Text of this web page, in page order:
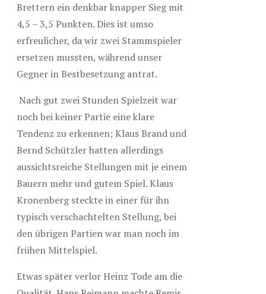
Brettern ein denkbar knapper Sieg mit
4,5 – 3,5 Punkten. Dies ist umso
erfreulicher, da wir zwei Stammspieler
ersetzen mussten, während unser
Gegner in Bestbesetzung antrat.
Nach gut zwei Stunden Spielzeit war
noch bei keiner Partie eine klare
Tendenz zu erkennen; Klaus Brand und
Bernd Schützler hatten allerdings
aussichtsreiche Stellungen mit je einem
Bauern mehr und gutem Spiel. Klaus
Kronenberg steckte in einer für ihn
typisch verschachtelten Stellung, bei
den übrigen Partien war man noch im
frühen Mittelspiel.
Etwas später verlor Heinz Tode am die